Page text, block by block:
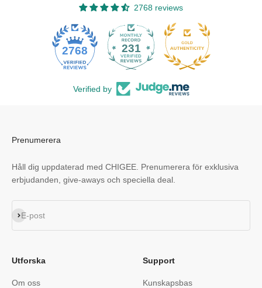
2768 reviews
2768 231
Verified by
Prenumerera
Håll dig uppdaterad med CHIGEE. Prenumerera för exklusiva
erbjudanden, give-aways och speciella deal.
E-post
Prenumerera
Utforska
Om oss
Support
Kunskapsbas